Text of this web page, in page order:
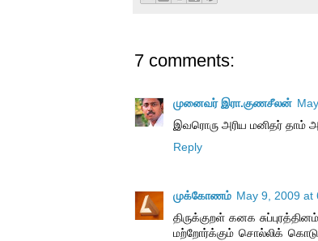
7 comments:
முனைவர் இரா.குணசீலன்
இவரொரு அரிய மனிதர் தாம்
Reply
முக்கோணம் May 9, 2009 at
திருக்குறள் கனக
மற்றோர்க்கும் சொல்லிக்